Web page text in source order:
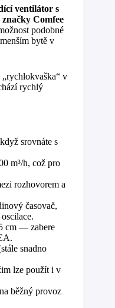
ventilátor s
Comfee
podobné
bytě v
v
rychlý
srovnáte s
m³/h, což pro
rozhovorem a
časovač,
cm — zabere
snadno
lze použít i v
běžný provoz